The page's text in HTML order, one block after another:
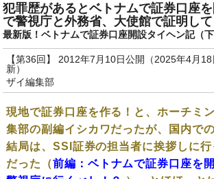
犯罪歴があるとベトナムで証券口座
で警視庁と外務省、大使館で証明して
最新版！ベトナムで証券口座開設タイヘン記（下
【第36回】 2012年7月10日公開（2025年4月18
新）
ザイ編集部
現地で証券口座を作る！と、ホーチミ
集部の副編イシカワだったが、国内で
結局は、SSI証券の担当者に挨拶しに
だった（前編：ベトナムで証券口座を